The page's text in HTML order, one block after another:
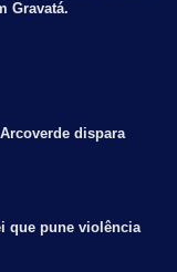
Gravatá.
dispara
que pune violência